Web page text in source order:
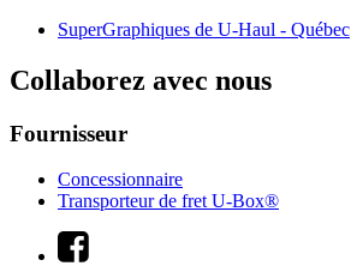
SuperGraphiques de U-Haul - Québec
Collaborez avec nous
Fournisseur
Concessionnaire
Transporteur de fret U-Box®